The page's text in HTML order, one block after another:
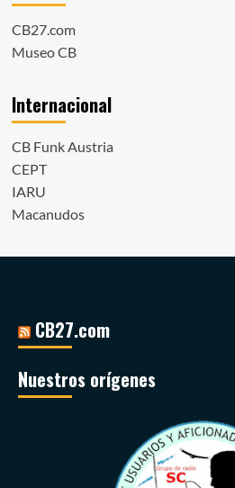
CB27.com
Museo CB
Internacional
CB Funk Austria
CEPT
IARU
Macanudos
CB27.com
Nuestros orígenes